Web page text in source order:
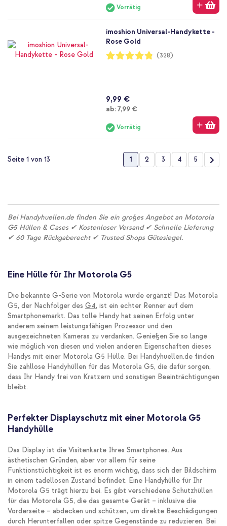
Vorrätig
imoshion Universal-Handykette -
Rose Gold
Bewertung:
96%
(328)
9,99 €
ab:Ab
7,99 €
Vorrätig
Seite 1 von 13 SeiteSie lesen gerade die Seite
1 Seite
2 Seite
3 Seite
4 Seite
5
Bei Handyhuellen.de finden Sie ein großes Angebot an Motorola
G5 Hüllen & Cases ✔ Kostenloser Versand ✔ Schnelle Lieferung
✔ 60 Tage Rückgaberecht ✔ Trusted Shops Gütesiegel.
Eine Hülle für Ihr Motorola G5
Die bekannte G-Serie von Motorola wurde ergänzt! Das Motorola
G5, der Nachfolger des G4, ist ein echter Renner auf dem
Smartphonemarkt. Das tolle Handy hat seinen Erfolg unter
anderem seinem leistungsfähigen Prozessor und den
ausgezeichneten Kameras zu verdanken. Genießen Sie so lange
wie möglich von diesen und vielen anderen Eigenschaften dieses
Handys mit einer Motorola G5 Hülle. Bei Handyhuellen.de finden
Sie zahllose Handyhüllen für das Motorola G5, die dafür sorgen,
dass Ihr Handy frei von Kratzern und sonstigen Beeinträchtigungen
bleibt.
Perfekter Displayschutz mit einer Motorola G5
Handyhülle
Das Display ist die Visitenkarte Ihres Smartphones. Aus
ästhetischen Gründen, aber vor allem für seine
Funktionstüchtigkeit ist es enorm wichtig, dass sich der Bildschirm
in einem tadellosen Zustand befindet. Eine Handyhülle für Ihr
Motorola G5 trägt hierzu bei. Es gibt verschiedene Schutzhüllen
für das Motorola G5, die das gesamte Gerät – inklusive die
Vorderseite – abdecken und schützen, um direkte Beschädigungen
durch Herunterfallen oder spitze Gegenstände zu reduzieren. Bei